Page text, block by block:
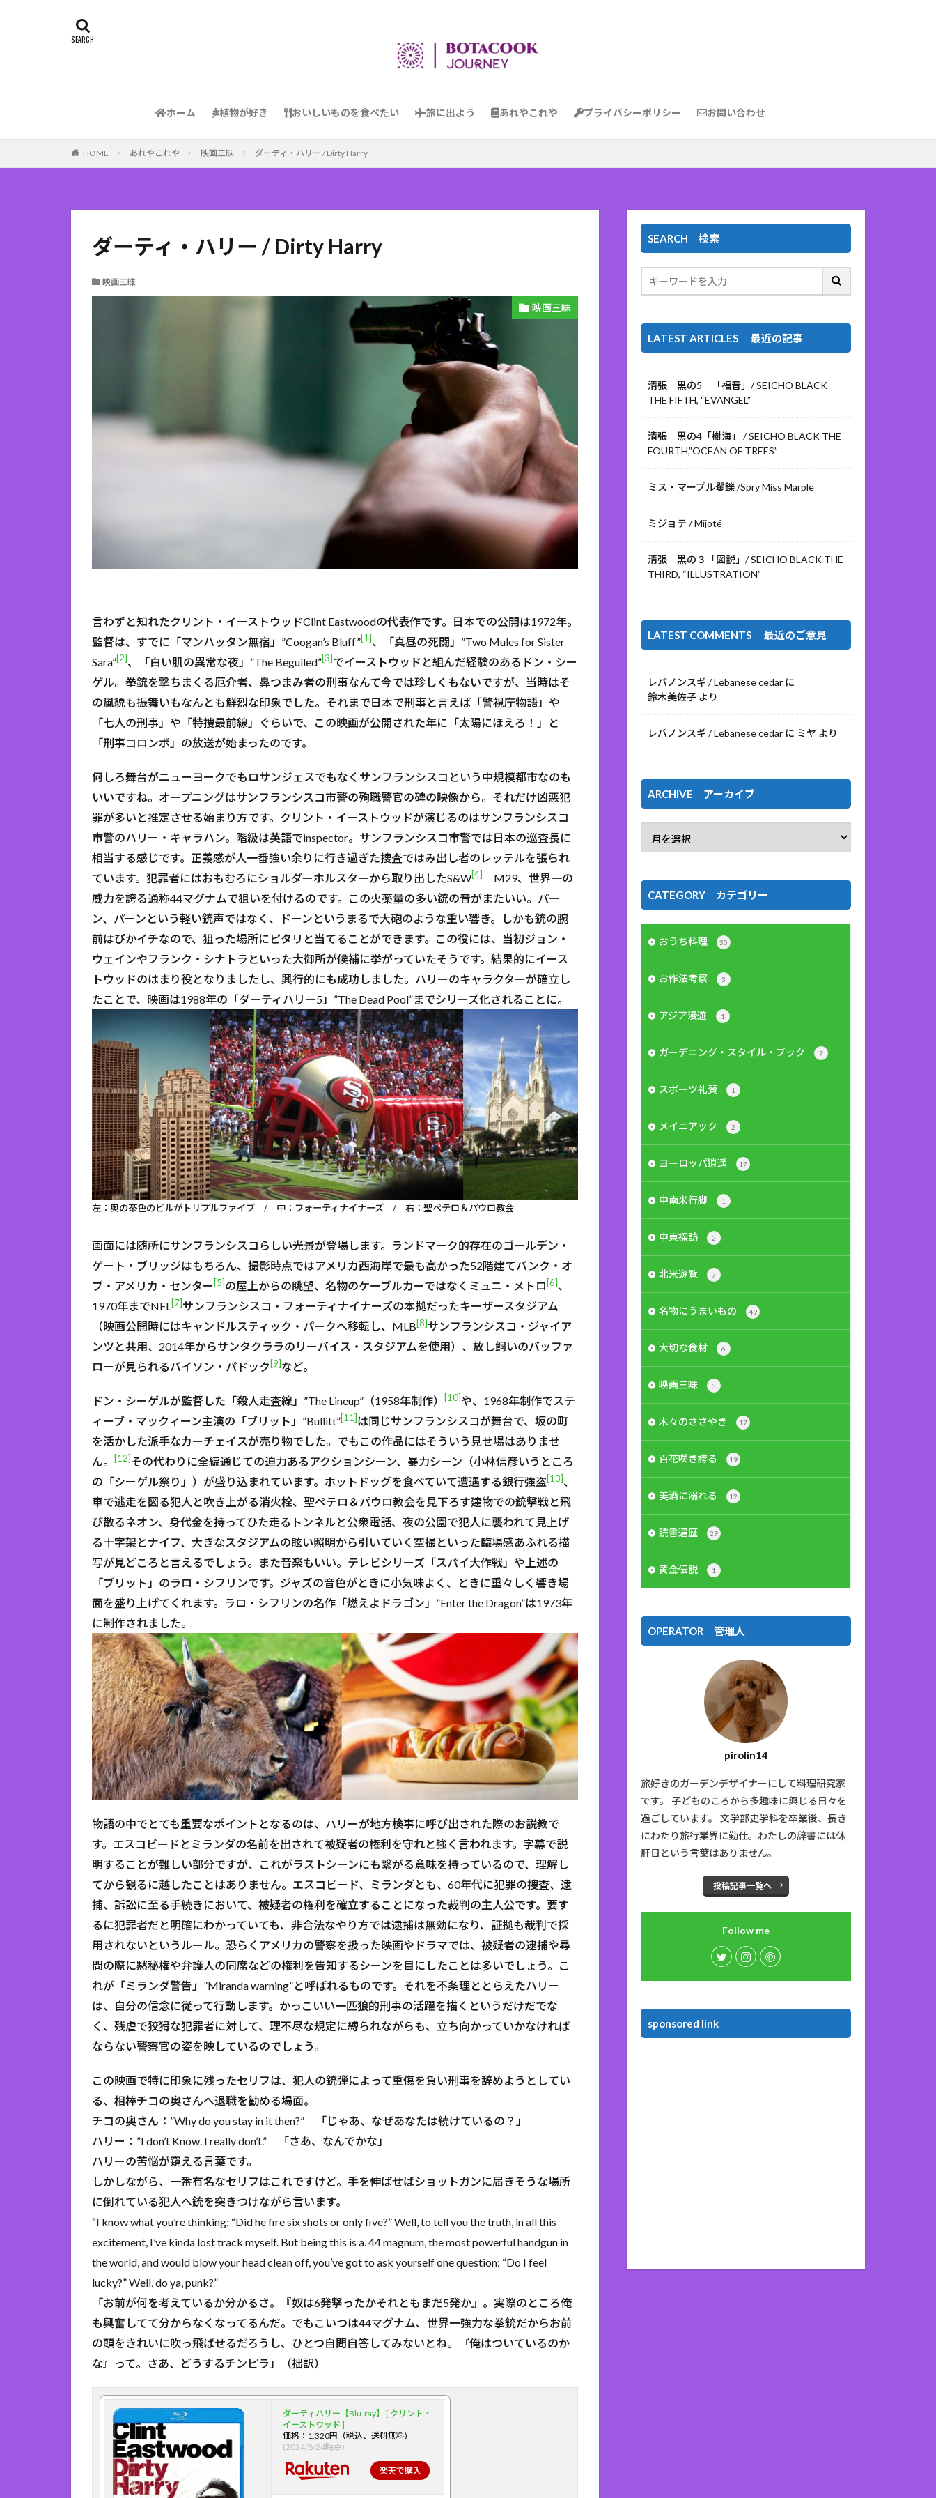
ホーム 植物が好き おいしいものを食べたい 旅に出よう あれやこれや プライバシーポリシー お問い合わせ
HOME あれやこれや 映画三昧 ダーティ・ハリー / Dirty Harry
ダーティ・ハリー / Dirty Harry
映画三昧
映画三昧
言わずと知れたクリント・イーストウッドClint Eastwoodの代表作です。日本での公開は1972年。
監督は、すでに「マンハッタン無宿」”Coogan’s Bluff”[1]、「真昼の死闘」”Two Mules for Sister
Sara”[2]、「白い肌の異常な夜」”The Beguiled”[3]でイーストウッドと組んだ経験のあるドン・シー
ゲル。拳銃を撃ちまくる厄介者、鼻つまみ者の刑事なんて今では珍しくもないですが、当時はそ
の風貌も振舞いもなんとも鮮烈な印象でした。それまで日本で刑事と言えば「警視庁物語」や
「七人の刑事」や「特捜最前線」ぐらいで、この映画が公開された年に「太陽にほえろ！」と
「刑事コロンボ」の放送が始まったのです。
何しろ舞台がニューヨークでもロサンジェスでもなくサンフランシスコという中規模都市なのも
いいですね。オープニングはサンフランシスコ市警の殉職警官の碑の映像から。それだけ凶悪犯
罪が多いと推定させる始まり方です。クリント・イーストウッドが演じるのはサンフランシスコ
市警のハリー・キャラハン。階級は英語でinspector。サンフランシスコ市警では日本の巡査長に
相当する感じです。正義感が人一番強い余りに行き過ぎた捜査ではみ出し者のレッテルを張られ
ています。犯罪者にはおもむろにショルダーホルスターから取り出したS&W[4]
M29、世界一の
威力を誇る通称44マグナムで狙いを付けるのです。この火薬量の多い銃の音がまたいい。パー
ン、パーンという軽い銃声ではなく、ドーンというまるで大砲のような重い響き。しかも銃の腕
前はぴかイチなので、狙った場所にピタリと当てることができます。この役には、当初ジョン・
ウェインやフランク・シナトラといった大御所が候補に挙がっていたそうです。結果的にイース
トウッドのはまり役となりましたし、興行的にも成功しました。ハリーのキャラクターが確立し
たことで、映画は1988年の「ダーティハリー5」”The Dead Pool”までシリーズ化されることに。
左：奥の茶色のビルがトリプルファイブ / 中：フォーティナイナーズ / 右：聖ペテロ＆パウロ教会
画面には随所にサンフランシスコらしい光景が登場します。ランドマーク的存在のゴールデン・
ゲート・ブリッジはもちろん、撮影時点ではアメリカ西海岸で最も高かった52階建てバンク・オ
ブ・アメリカ・センター [5]の屋上からの眺望、名物のケーブルカーではなくミュニ・メトロ [6]、
1970年までNFL[7]サンフランシスコ・フォーティナイナーズの本拠だったキーザースタジアム
（映画公開時にはキャンドルスティック・パークへ移転し、MLB[8]サンフランシスコ・ジャイア
ンツと共用、2014年からサンタクララのリーバイス・スタジアムを使用）、放し飼いのバッファ
ローが見られるバイソン・パドック [9]など。
ドン・シーゲルが監督した「殺人走査線」”The Lineup”（1958年制作） [10]や、1968年制作でステ
ィーブ・マックィーン主演の「ブリット」”Bullitt”[11]は同じサンフランシスコが舞台で、坂の町
を活かした派手なカーチェイスが売り物でした。でもこの作品にはそういう見せ場はありませ
ん。
[12]その代わりに全編通じての迫力あるアクションシーン、暴力シーン（小林信彦いうところ
の「シーゲル祭り」）が盛り込まれています。ホットドッグを食べていて遭遇する銀行強盗[13]、
車で逃走を図る犯人と吹き上がる消火栓、聖ペテロ＆パウロ教会を見下ろす建物での銃撃戦と飛
び散るネオン、身代金を持ってひた走るトンネルと公衆電話、夜の公園で犯人に襲われて見上げ
る十字架とナイフ、大きなスタジアムの眩い照明から引いていく空撮といった臨場感あふれる描
写が見どころと言えるでしょう。また音楽もいい。テレビシリーズ「スパイ大作戦」や上述の
「ブリット」のラロ・シフリンです。ジャズの音色がときに小気味よく、ときに重々しく響き場
面を盛り上げてくれます。ラロ・シフリンの名作「燃えよドラゴン」”Enter the Dragon”は1973年
に制作されました。
物語の中でとても重要なポイントとなるのは、ハリーが地方検事に呼び出された際のお説教で
す。エスコビードとミランダの名前を出されて被疑者の権利を守れと強く言われます。字幕で説
明することが難しい部分ですが、これがラストシーンにも繋がる意味を持っているので、理解し
てから観るに越したことはありません。エスコビード、ミランダとも、60年代に犯罪の捜査、逮
捕、訴訟に至る手続きにおいて、被疑者の権利を確立することになった裁判の主人公です。要す
るに犯罪者だと明確にわかっていても、非合法なやり方では逮捕は無効になり、証拠も裁判で採
用されないというルール。恐らくアメリカの警察を扱った映画やドラマでは、被疑者の逮捕や尋
問の際に黙秘権や弁護人の同席などの権利を告知するシーンを目にしたことは多いでしょう。こ
れが「ミランダ警告」”Miranda warning”と呼ばれるものです。それを不条理ととらえたハリー
は、自分の信念に従って行動します。かっこいい一匹狼的刑事の活躍を描くというだけだでな
く、残虐で狡猾な犯罪者に対して、理不尽な規定に縛られながらも、立ち向かっていかなければ
ならない警察官の姿を映しているのでしょう。
この映画で特に印象に残ったセリフは、犯人の銃弾によって重傷を負い刑事を辞めようとしてい
る、相棒チコの奥さんへ退職を勧める場面。
チコの奥さん：”Why do you stay in it then?” 「じゃあ、なぜあなたは続けているの？」
ハリー：”I don’t Know. I really don’t.” 「さあ、なんでかな」
ハリーの苦悩が窺える言葉です。
しかしながら、一番有名なセリフはこれですけど。手を伸ばせばショットガンに届きそうな場所
に倒れている犯人へ銃を突きつけながら言います。
“I know what you’re thinking: “Did he fire six shots or only five?” Well, to tell you the truth, in all this
excitement, I’ve kinda lost track myself. But being this is a. 44 magnum, the most powerful handgun in
the world, and would blow your head clean off, you’ve got to ask yourself one question: “Do I feel
lucky?” Well, do ya, punk?”
「お前が何を考えているか分かるさ。『奴は6発撃ったかそれともまだ5発か』。実際のところ俺
も興奮してて分からなくなってるんだ。でもこいつは44マグナム、世界一強力な拳銃だからお前
の頭をきれいに吹っ飛ばせるだろうし、ひとつ自問自答してみないとね。『俺はついているのか
な』って。さあ、どうするチンピラ」（拙訳）
ダーティハリー【Blu-ray】 [ クリント・
イーストウッド ]
価格：1,320円（税込、送料無料)
(2024/8/24時点)
楽天で購入
SEARCH 検索
LATEST ARTICLES 最近の記事
清張 黒の5 「福音」/ SEICHO BLACK
THE FIFTH, “EVANGEL”
清張 黒の4「樹海」 / SEICHO BLACK THE
FOURTH,”OCEAN OF TREES”
ミス・マープル矍鑠 /Spry Miss Marple
ミジョテ / Mijoté
清張 黒の３「図説」/ SEICHO BLACK THE
THIRD, “ILLUSTRATION”
LATEST COMMENTS 最近のご意見
レバノンスギ / Lebanese cedar に
鈴木美佐子 より
レバノンスギ / Lebanese cedar に ミヤ より
ARCHIVE アーカイブ
CATEGORY カテゴリー
おうち料理 30
お作法考察 3
アジア漫遊 1
ガーデニング・スタイル・ブック 7
スポーツ礼賛 1
メイニアック 2
ヨーロッパ逍遥 17
中南米行脚 1
中東探訪 2
北米遊覧 7
名物にうまいもの 49
大切な食材 6
映画三昧 3
木々のささやき 17
百花咲き誇る 19
美酒に溺れる 12
読書遍歴 29
黄金伝説 1
OPERATOR 管理人
pirolin14
旅好きのガーデンデザイナーにして料理研究家
です。 子どものころから多趣味に興じる日々を
過ごしています。 文学部史学科を卒業後、長き
にわたり旅行業界に勤仕。わたしの辞書には休
肝日という言葉はありません。
投稿記事一覧へ
Follow me
sponsored link